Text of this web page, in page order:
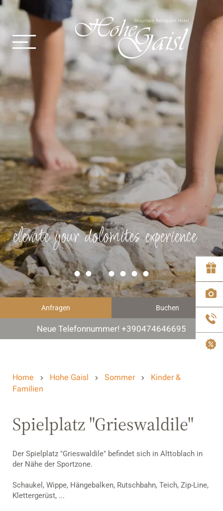
elevate your dolomites experience
Anfragen Buchen
Neue Telefonnummer! +390474646695
Home Hohe Gaisl Sommer
Kinder &
Familien
Spielplatz "Grieswaldile"
Der Spielplatz "Grieswaldile" befindet sich in Alttoblach in
der Nähe der Sportzone.
Schaukel, Wippe, Hängebalken, Rutschbahn, Teich, Zip-Line,
Klettergerüst, ...